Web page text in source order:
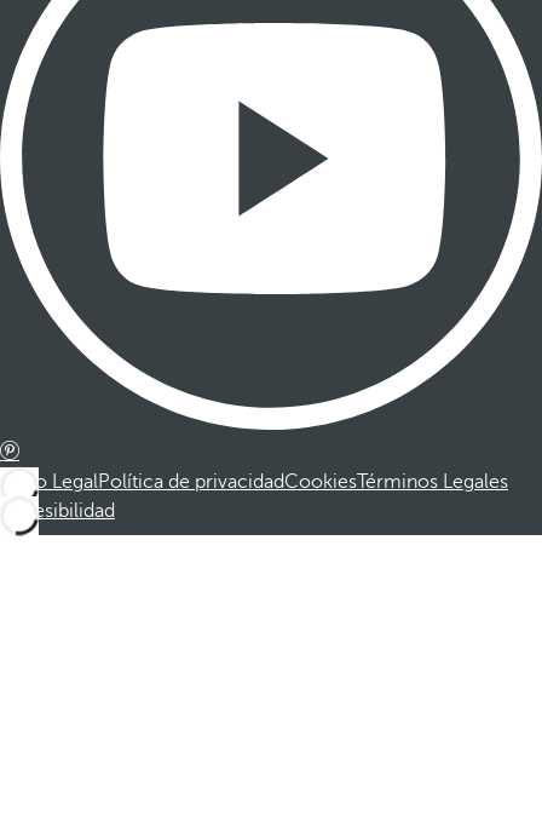
Aviso LegalPolítica de privacidadCookiesTérminos Legales
Accesibilidad